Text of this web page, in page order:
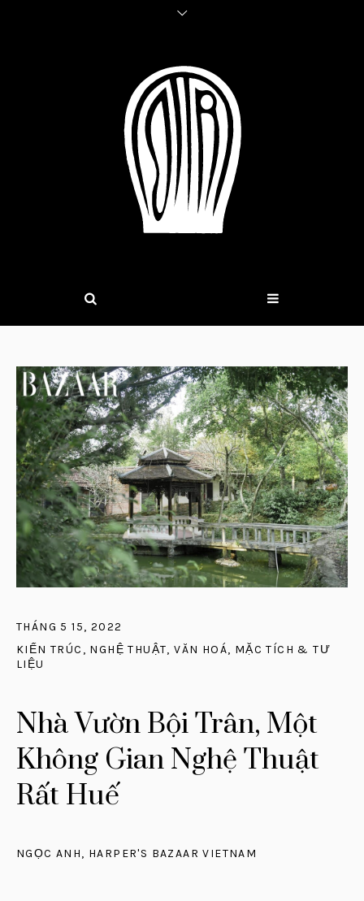
THÁNG 5 15, 2022
KIẾN TRÚC , NGHỆ THUẬT,VĂN HOÁ, MẶC TÍCH & TƯ
LIỆU
Nhà Vườn Bội Trân, Một
Không Gian Nghệ Thuật
Rất Huế
NGỌC ANH, HARPER'S BAZAAR VIETNAM